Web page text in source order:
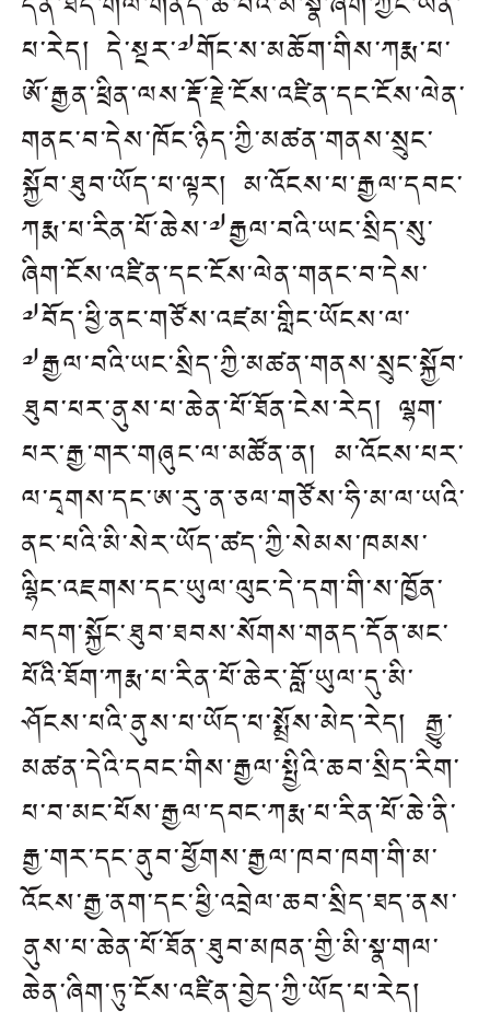
པ་རེད། དེ་སྔར་༧གོང་ས་མཆོག་གིས་ཀརྨ་པ་
ཨོ་རྒྱན་ཕྲིན་ལས་རྡོ་རྗེ་ངོས་འཛིན་དང་ངོས་ལེན་
གནང་བ་དེས་ཁོང་ཉིད་ཀྱི་མཚན་གནས་སྲུང་
སྐྱོབ་ཐུབ་ཡོད་པ་ལྟར། མ་འོངས་པ་རྒྱལ་དབང་
ཀརྨ་པ་རིན་པོ་ཆེས་༧རྒྱལ་བའི་ཡང་སྲིད་སུ་
ཞིག་ངོས་འཛིན་དང་ངོས་ལེན་གནང་བ་དེས་
༧བོད་ཕྱི་ནང་གཙོས་འཛམ་གླིང་ཡོངས་ལ་
༧རྒྱལ་བའི་ཡང་སྲིད་ཀྱི་མཚན་གནས་སྲུང་སྐྱོབ་
ཐུབ་པར་ནུས་པ་ཆེན་པོ་ཐོན་ངེས་རེད། ལྷག་
པར་རྒྱ་གར་གཞུང་ལ་མཚོན་ན། མ་འོངས་པར་
ལ་དྭགས་དང་ཨ་རུ་ན་ཅལ་གཙོས་ཧི་མ་ལ་ཡའི་
ནང་པའི་མི་སེར་ཡོད་ཚད་ཀྱི་སེམས་ཁམས་
ལྷིང་འཇགས་དང་ཡུལ་ལུང་དེ་དག་གི་ས་ཁྱོན་
བདག་སྐྱོང་ཐུབ་ཐབས་སོགས་གནད་དོན་མང་
པོའི་ཐོག་ཀརྨ་པ་རིན་པོ་ཆེར་བློ་ཡུལ་དུ་མི་
ཤོངས་པའི་ནུས་པ་ཡོད་པ་སྨྲོས་མེད་རེད། རྒྱུ་
མཚན་དེའི་དབང་གིས་རྒྱལ་སྤྱིའི་ཆབ་སྲིད་རིག་
པ་བ་མང་པོས་རྒྱལ་དབང་ཀརྨ་པ་རིན་པོ་ཆེ་ནི་
རྒྱ་གར་དང་ནུབ་ཕྱོགས་རྒྱལ་ཁབ་ཁག་གི་མ་
འོངས་རྒྱ་ནག་དང་ཕྱི་འབྲེལ་ཆབ་སྲིད་ཐད་ནས་
ནུས་པ་ཆེན་པོ་ཐོན་ཐུབ་མཁན་གྱི་མི་སྣ་གལ་
ཆེན་ཞིག་ཏུ་ངོས་འཛིན་བྱེད་ཀྱི་ཡོད་པ་རེད།